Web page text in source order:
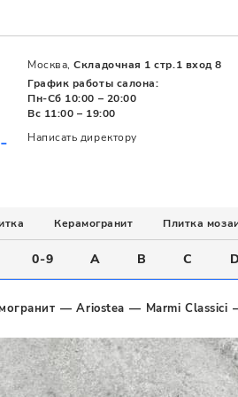
Написать директору
Москва,Складочная 1 стр.1 вход 8
График работы салона:
Пн-Сб 10:00 – 20:00
Вс 11:00 – 19:00
Стиль
Современный
Пэчворк
Все
Керамогранит
Поверхность
Матовая
Полированная
Все
Плитка
Цвет
Белый
Серый
Все
0-9 A B C D
Ariostea Marmi Classici